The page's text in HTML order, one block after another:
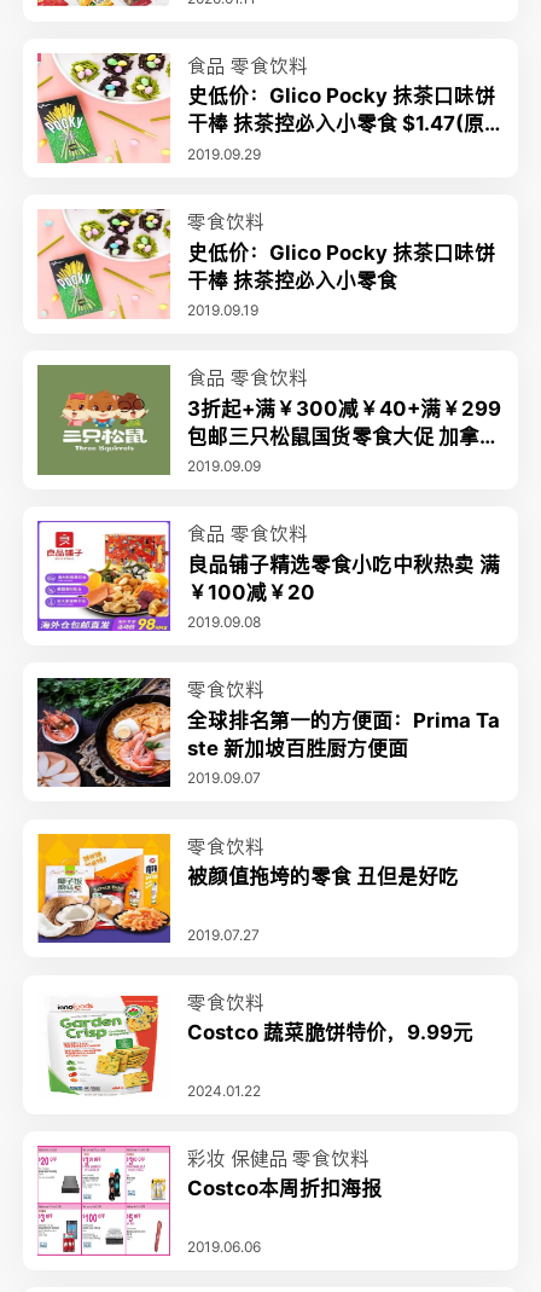
食品 零食饮料
史低价：Glico Pocky 抹茶口味饼
干棒 抹茶控必入小零食 $1.47(原
价$3.99)
2019.09.29
零食饮料
史低价：Glico Pocky 抹茶口味饼
干棒 抹茶控必入小零食
2019.09.19
食品 零食饮料
3折起+满￥300减￥40+满￥299
包邮三只松鼠国货零食大促 加拿大
本地仓发货 好吃到一起摇摆
2019.09.09
食品 零食饮料
良品铺子精选零食小吃中秋热卖 满
￥100减￥20
2019.09.08
零食饮料
全球排名第一的方便面：Prima Ta
ste 新加坡百胜厨方便面
2019.09.07
零食饮料
被颜值拖垮的零食 丑但是好吃
2019.07.27
零食饮料
Costco 蔬菜脆饼特价，9.99元
2024.01.22
彩妆 保健品 零食饮料
Costco本周折扣海报
2019.06.06